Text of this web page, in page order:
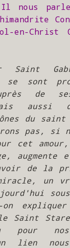
Il nous
en-Christ
Saint
se sont
de
aussi
du
pas, si
cet amour,
augmente
de la
un
on
Saint
pour nos
lien